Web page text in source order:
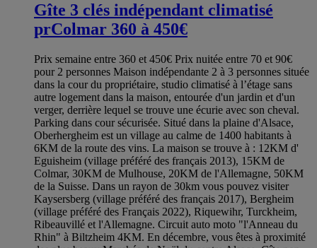
Gîte 3 clés indépendant climatisé
prColmar 360 à 450€
Prix semaine entre 360 et 450€ Prix nuitée entre 70 et 90€
pour 2 personnes Maison indépendante 2 à 3 personnes située
dans la cour du propriétaire, studio climatisé à l’étage sans
autre logement dans la maison, entourée d'un jardin et d'un
verger, derrière lequel se trouve une écurie avec son cheval.
Parking dans cour sécurisée. Situé dans la plaine d'Alsace,
Oberhergheim est un village au calme de 1400 habitants à
6KM de la route des vins. La maison se trouve à : 12KM d'
Eguisheim (village préféré des français 2013), 15KM de
Colmar, 30KM de Mulhouse, 20KM de l'Allemagne, 50KM
de la Suisse. Dans un rayon de 30km vous pouvez visiter
Kaysersberg (village préféré des français 2017), Bergheim
(village préféré des Français 2022), Riquewihr, Turckheim,
Ribeauvillé et l'Allemagne. Circuit auto moto "l'Anneau du
Rhin" à Biltzheim 4KM. En décembre, vous êtes à proximité